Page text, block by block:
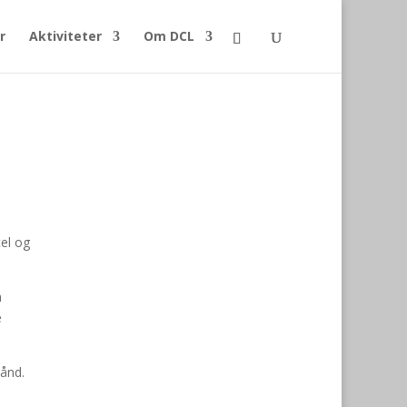
Aktiviteter Om DCL
og